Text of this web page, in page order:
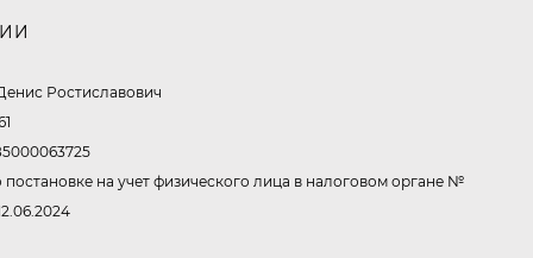
Ростиславович
на учет физического лица в налоговом органе №